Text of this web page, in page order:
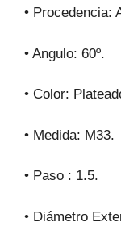
• Procedencia:
• Angulo: 60º.
• Color:
• Medida: M33.
• Paso : 1.5.
• Diámetro